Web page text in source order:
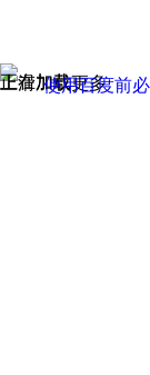
正在加载
上滑加载更多
使用百度前